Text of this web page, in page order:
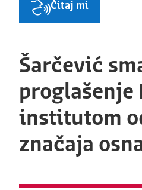
Čitaj mi
Šarčević
institutom
značaja